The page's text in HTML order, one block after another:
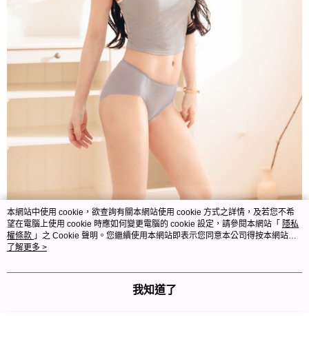
本網站中使用 cookie，欲查詢有關本網站使用 cookie 方式之詳情，及若您不希
望在電腦上使用 cookie 時應如何變更電腦的 cookie 設定，請參閱本網站「 隱私
權條款 」之 Cookie 聲明。您繼續使用本網站即表示您同意本公司得按本網站使
用條款之 Cookie 聲明使用 cookie。
了解更多 >
我知道了